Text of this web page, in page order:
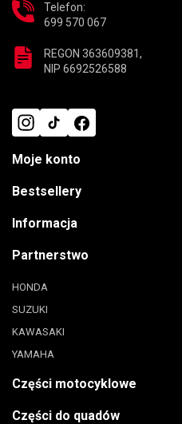
Telefon:
699 570 067
REGON 363609381,
NIP 6692526588
Moje konto
Bestsellery
Informacja
Partnerstwo
HONDA
SUZUKI
KAWASAKI
YAMAHA
Części motocyklowe
Części do quadów